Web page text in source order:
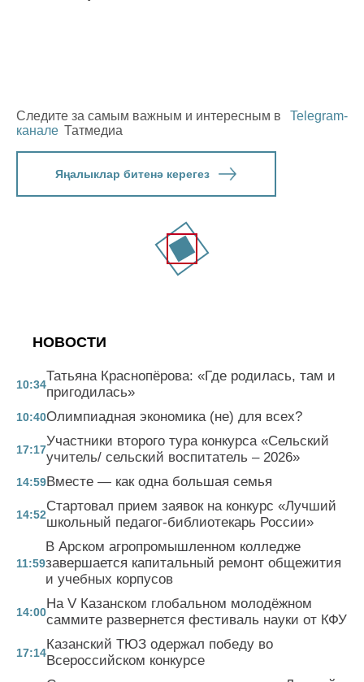
Следите за самым важным и интересным в
Telegram-
канале Татмедиа
Яңалыклар битенә керегез
НОВОСТИ
10:34
Татьяна Краснопёрова: «Где родилась, там и
пригодилась»
10:40Олимпиадная экономика (не) для всех?
17:17
Участники второго тура конкурса «Сельский
учитель/ сельский воспитатель – 2026»
14:59Вместе — как одна большая семья
14:52
Стартовал прием заявок на конкурс «Лучший
школьный педагог-библиотекарь России»
11:59
В Арском агропромышленном колледже
завершается капитальный ремонт общежития
и учебных корпусов
14:00
На V Казанском глобальном молодёжном
саммите развернется фестиваль науки от КФУ
17:14
Казанский ТЮЗ одержал победу во
Всероссийском конкурсе